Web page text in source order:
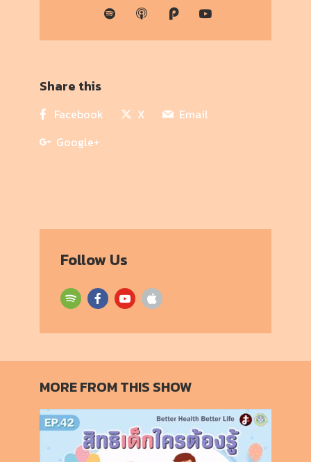
Share this
Facebook X
Email
Google+
Follow Us
MORE FROM THIS SHOW